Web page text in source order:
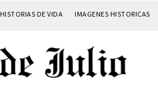
HISTORIAS DE VIDA IMAGENES HISTORICAS